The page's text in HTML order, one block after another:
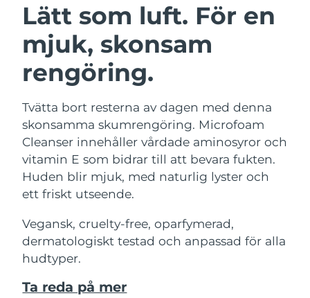
Lätt som luft. För en
mjuk, skonsam
rengöring.
Tvätta bort resterna av dagen med denna
skonsamma skumrengöring. Microfoam
Cleanser innehåller vårdade aminosyror och
vitamin E som bidrar till att bevara fukten.
Huden blir mjuk, med naturlig lyster och
ett friskt utseende.
Vegansk, cruelty-free, oparfymerad,
dermatologiskt testad och anpassad för alla
hudtyper.
Ta reda på mer